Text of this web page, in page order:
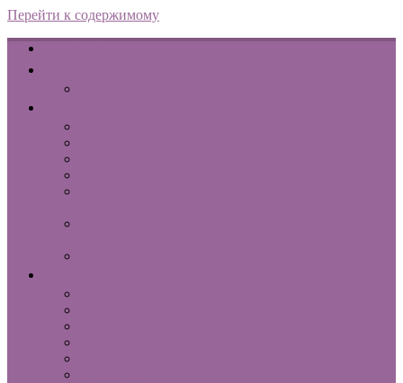
Перейти к содержимому